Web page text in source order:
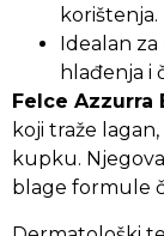
korištenja.
Idealan
hlađenja i
Felce Azzurra
koji traže
kupku.
blage formule